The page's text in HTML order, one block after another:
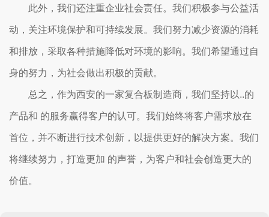
此外，我们还注重企业社会责任。我们积极参与公益活
动，关注环境保护和可持续发展。我们努力减少资源的消耗
和排放，采取各种措施降低对环境的影响。我们希望通过自
身的努力，为社会做出积极的贡献。
总之，作为西安的一家复合板制造商，我们坚持以..的
产品和 的服务赢得客户的认可。我们始终将客户需求放在
首位，并不断进行技术创新，以提供更好的解决方案。我们
将继续努力，打造更加 的声誉，为客户和社会创造更大的
价值。